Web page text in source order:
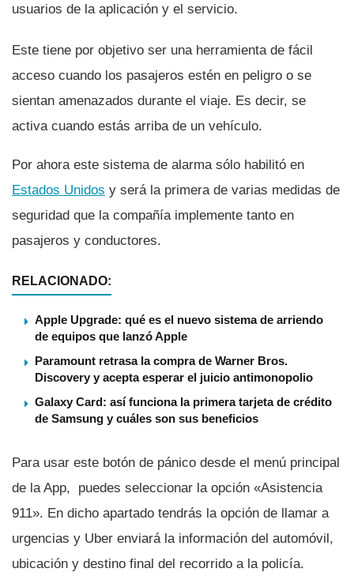
usuarios de la aplicación y el servicio.
Este tiene por objetivo ser una herramienta de fácil
acceso cuando los pasajeros estén en peligro o se
sientan amenazados durante el viaje. Es decir, se
activa cuando estás arriba de un vehí­culo.
Por ahora este sistema de alarma sólo habilitó en
Estados Unidos y será la primera de varias medidas de
seguridad que la compañí­a implemente tanto en
pasajeros y conductores.
RELACIONADO:
Apple Upgrade: qué es el nuevo sistema de arriendo
de equipos que lanzó Apple
Paramount retrasa la compra de Warner Bros.
Discovery y acepta esperar el juicio antimonopolio
Galaxy Card: así funciona la primera tarjeta de crédito
de Samsung y cuáles son sus beneficios
Para usar este botón de pánico desde el menú principal
de la App, puedes seleccionar la opción «Asistencia
911». En dicho apartado tendrás la opción de llamar a
urgencias y Uber enviará la información del automóvil,
ubicación y destino final del recorrido a la policí­a.